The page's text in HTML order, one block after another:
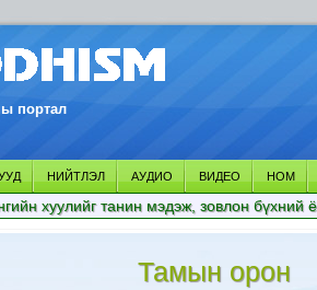
портал
НИЙТЛЭЛ АУДИО ВИДЕО НОМ
хуулийг танин мэдэж, зовлон бүхний
Тамын орон